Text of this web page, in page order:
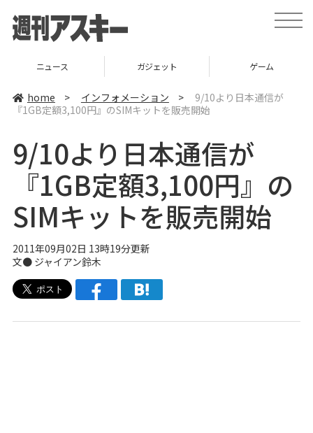
t
o
ガジェット ゲーム グルメ
home > インフォメーション >
9/10より日本通信が
『1GB定額3,100円』のSIMキットを販売開始
9/10より日本通信が
『1GB定額3,100円』の
SIMキットを販売開始
2011年09月02日 13時19分更新
文● ジャイアン鈴木